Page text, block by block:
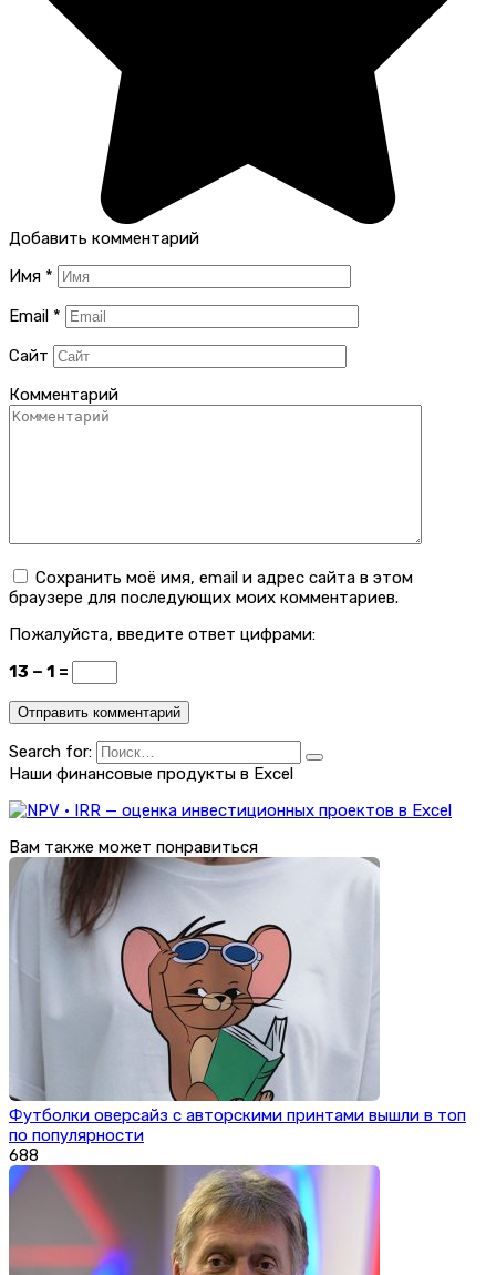
Добавить комментарий
Имя *
Email *
Сайт
Комментарий
Сохранить моё имя, email и адрес сайта в этом
браузере для последующих моих комментариев.
Пожалуйста, введите ответ цифрами:
13 − 1 =
Search for:
Наши финансовые продукты в Excel
Вам также может понравиться
Футболки оверсайз с авторскими принтами вышли в топ
по популярности
688